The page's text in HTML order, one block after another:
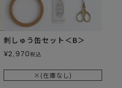
刺しゅう缶セット＜B＞
¥2,970税込
×(在庫なし)